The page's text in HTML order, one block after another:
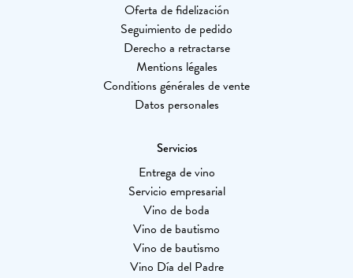
Oferta de fidelización
Seguimiento de pedido
Derecho a retractarse
Mentions légales
Conditions générales de vente
Datos personales
Servicios
Entrega de vino
Servicio empresarial
Vino de boda
Vino de bautismo
Vino de bautismo
Vino Día del Padre